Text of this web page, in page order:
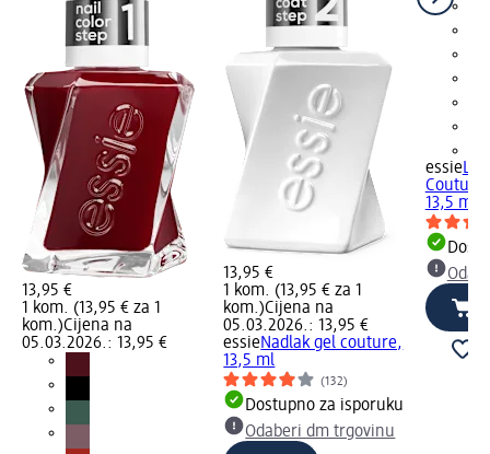
13,95 €
1 kom. (13,95 € za 1
kom.)Cijena na
05.03.2026.: 13,95 €
13,95 €
1 kom. (13,95 € za 1
kom.)Cijena na
05.03.2026.: 13,95 €
essieNadlak gel couture,
13,5 ml
(132)
Dostupno za isporuku
Odaberi dm trgovinu
essie
Couture
13,5 ml